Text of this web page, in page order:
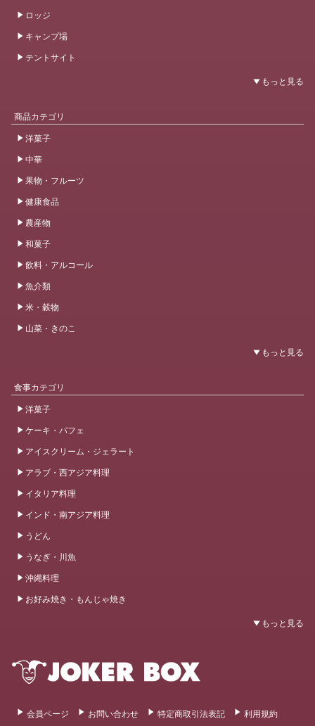
ロッジ
キャンプ場
テントサイト
商品カテゴリ
洋菓子
中華
果物・フルーツ
健康食品
農産物
和菓子
飲料・アルコール
魚介類
米・穀物
山菜・きのこ
食事カテゴリ
洋菓子
ケーキ・パフェ
アイスクリーム・ジェラート
アラブ・西アジア料理
イタリア料理
インド・南アジア料理
うどん
うなぎ・川魚
沖縄料理
お好み焼き・もんじゃ焼き
会員ページ お問い合わせ 特定商取引法表記 利用規約